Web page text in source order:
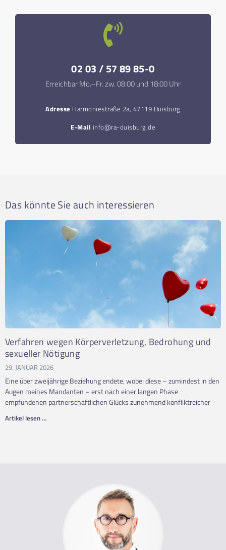
02 03 / 57 89 85-0
Erreichbar Mo.–Fr. zw. 08:00 und 18:00 Uhr
Adresse Harmoniestraße 2a, 47119 Duisburg
E-Mail info@ra-duisburg.de
Das könnte Sie auch interessieren
Verfahren wegen Körperverletzung, Bedrohung und
sexueller Nötigung
29. JANUAR 2026
Eine über zweijährige Beziehung endete, wobei diese – zumindest in den
Augen meines Mandanten – erst nach einer langen Phase
empfundenen partnerschaftlichen Glücks zunehmend konfliktreicher
Artikel lesen …